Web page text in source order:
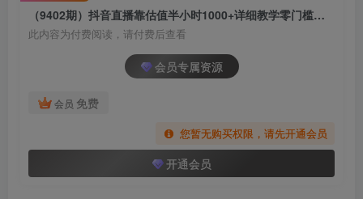
（9402期）抖音直播靠估值半小时1000+详细教学零门槛零投入
此内容为付费阅读，请付费后查看
会员专属资源
会员 免费
您暂无购买权限，请先开通会员
开通会员